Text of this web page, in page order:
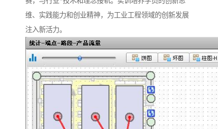
维、实践能力和创业精神，为工业工程领域的创新发展
注入新活力。​